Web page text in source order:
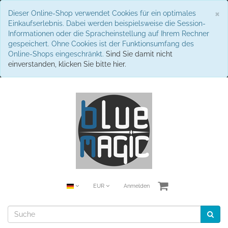
×
Dieser Online-Shop verwendet Cookies für ein optimales
Einkaufserlebnis. Dabei werden beispielsweise die Session-
Informationen oder die Spracheinstellung auf Ihrem Rechner
gespeichert. Ohne Cookies ist der Funktionsumfang des
Online-Shops eingeschränkt. Sind Sie damit nicht
einverstanden, klicken Sie bitte hier.
EUR Anmelden